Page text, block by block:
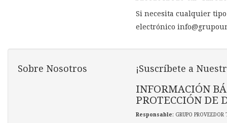
Si necesita cualquier
electrónico
Sobre Nosotros ¡Suscríbete a
INFORMACIÓN
PROTECCIÓN DE
Responsable: GRUPO